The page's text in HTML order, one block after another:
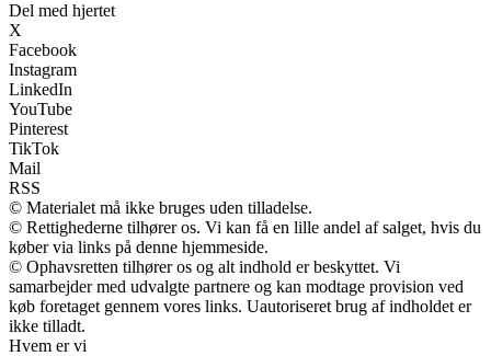
Del med hjertet
X
Facebook
Instagram
LinkedIn
YouTube
Pinterest
TikTok
Mail
RSS
© Materialet må ikke bruges uden tilladelse.
© Rettighederne tilhører os. Vi kan få en lille andel af salget, hvis du
køber via links på denne hjemmeside.
© Ophavsretten tilhører os og alt indhold er beskyttet. Vi
samarbejder med udvalgte partnere og kan modtage provision ved
køb foretaget gennem vores links. Uautoriseret brug af indholdet er
ikke tilladt.
Hvem er vi